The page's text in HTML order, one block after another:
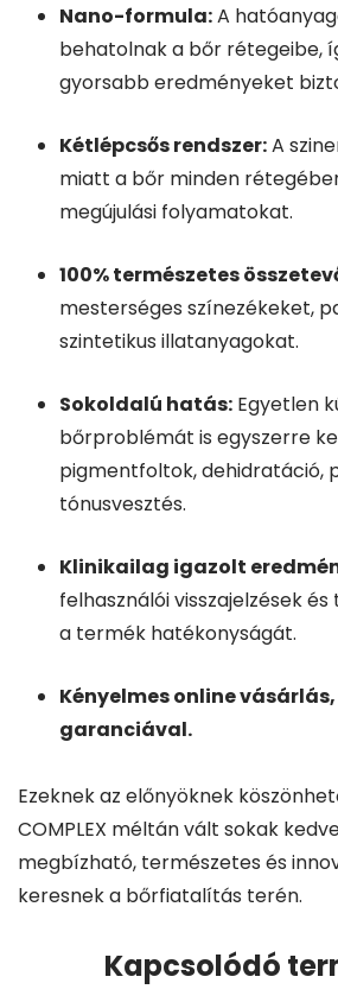
Nano-formula:A
behatolnak a bőr rétegeibe,
gyorsabb eredményeket
Kétlépcsős rendszer:A
miatt a bőr minden
megújulási folyamatokat.
100% természetes
mesterséges színezékeket,
szintetikus illatanyagokat.
Sokoldalú hatás: Egyetlen
bőrproblémát is egyszerre
pigmentfoltok, dehidratáció,
tónusvesztés.
Klinikailag igazolt
felhasználói visszajelzések
a termék hatékonyságát.
Kényelmes online
garanciával.
Ezeknek az előnyöknek
COMPLEX méltán vált sokak
megbízható, természetes és
keresnek a bőrfiatalítás terén.
Kapcsolódó